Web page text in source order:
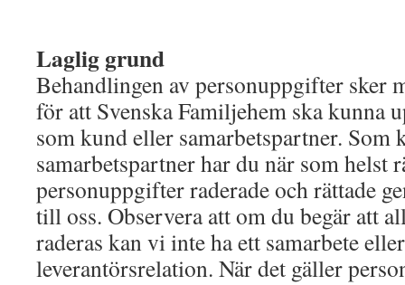
Laglig grund
Behandlingen av personuppgifter sker
för att Svenska Familjehem ska kunna
som kund eller samarbetspartner. Som
samarbetspartner har du när som helst
personuppgifter raderade och rättade
till oss. Observera att om du begär att
raderas kan vi inte ha ett samarbete
leverantörsrelation. När det gäller